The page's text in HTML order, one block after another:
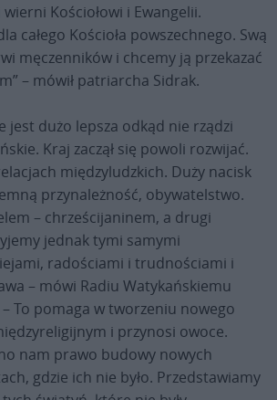
Kościołowi i Ewangelii.
całego Kościoła powszechnego. Swą
męczenników i chcemy ją przekazać
– mówił patriarcha Sidrak.
jest dużo lepsza odkąd nie rządzi
Kraj zaczął się powoli rozwijać.
międzyludzkich. Duży nacisk
przynależność, obywatelstwo.
– chrześcijaninem, a drugi
jednak tymi samymi
radościami i trudnościami i
– mówi Radiu Watykańskiemu
To pomaga w tworzeniu nowego
i przynosi owoce.
nam prawo budowy nowych
gdzie ich nie było. Przedstawiamy